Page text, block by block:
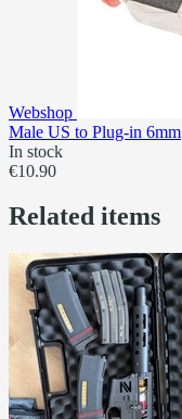
Webshop
Male US to Plug-in 6mm
In stock
€10.90
Related items